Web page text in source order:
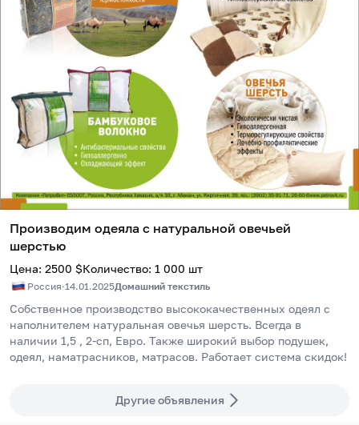
Производим одеяла с натуральной овечьей
шерстью
Цена: 2500 $Количество: 1 000 шт
Россия·14.01.2025Домашний текстиль
Собственное производство высококачественных одеял с
наполнителем натуральная овечья шерсть. Всегда в
наличии 1,5 , 2-сп, Евро. Также широкий выбор подушек,
одеял, наматрасников, матрасов. Работает система скидок!
Другие объявления